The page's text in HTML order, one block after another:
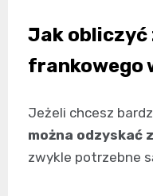
Jak
frankowego
Jeżeli chcesz
można odzyskać
zwykle potrzebne